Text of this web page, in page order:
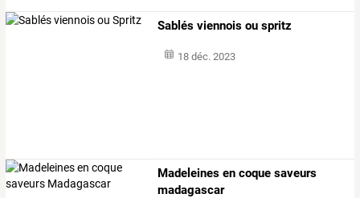
Sablés viennois ou spritz
18 déc. 2023
Madeleines en coque saveurs
madagascar